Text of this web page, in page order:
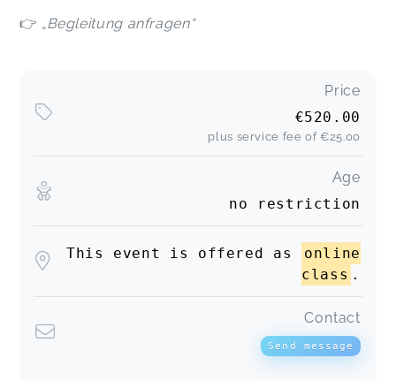
👉 „Begleitung anfragen“
Price
€520.00
plus service fee of€25.00
Age
no restriction
This event is offered as
online
class .
Contact
Send message